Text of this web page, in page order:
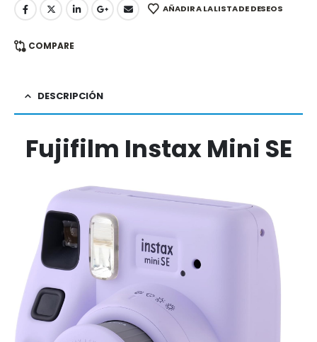
AÑADIR A LA LISTA DE DESEOS
COMPARE
DESCRIPCIÓN
Fujifilm Instax Mini SE